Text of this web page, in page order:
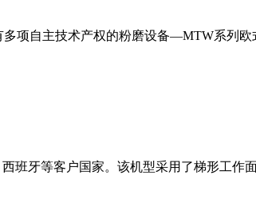
项自主技术产权的粉磨设备—MTW系列
班牙等客户国家。该机型采用了梯形工